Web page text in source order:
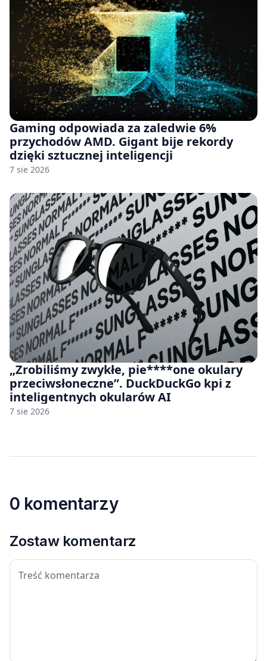
Gaming odpowiada za zaledwie 6%
przychodów AMD. Gigant bije rekordy
dzięki sztucznej inteligencji
7 sie 2026
„Zrobiliśmy zwykłe, pie****one okulary
przeciwsłoneczne”. DuckDuckGo kpi z
inteligentnych okularów AI
7 sie 2026
0 komentarzy
Zostaw komentarz